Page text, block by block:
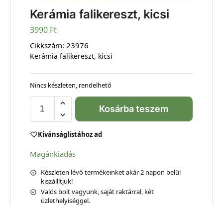
Kerámia falikereszt, kicsi
3990 Ft
Cikkszám: 23976
Kerámia falikereszt, kicsi
Nincs készleten, rendelhető
Kosárba teszem
Kívánságlistához ad
Magánkiadás
Készleten lévő termékeinket akár 2 napon belül
kiszállítjuk!
Valós bolt vagyunk, saját raktárral, két
üzlethelyiséggel.